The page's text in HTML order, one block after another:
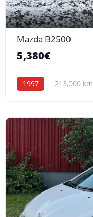
Mazda B2500
5,380€
1997 213,000 km